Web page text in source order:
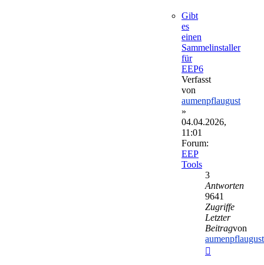
Gibt
es
einen
Sammelinstaller
für
EEP6
Verfasst
von
aumenpflaugust
»
04.04.2026,
11:01
Forum:
EEP
Tools
3
Antworten
9641
Zugriffe
Letzter
Beitragvon
aumenpflaugust